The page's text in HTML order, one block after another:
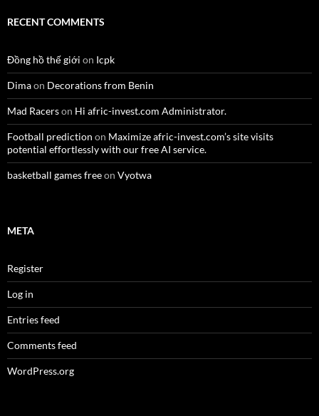
RECENT COMMENTS
Đồng hồ thế giới on Icpk
Dimaon Decorations from Benin
Mad Racerson Hi afric-invest.com Administrator.
Football prediction on Maximize afric-invest.com’s site visits
potential effortlessly with our free AI service.
basketball games freeon Vyotwa
META
Register
Log in
Entries feed
Comments feed
WordPress.org